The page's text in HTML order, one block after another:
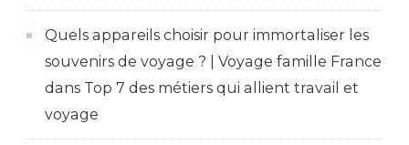
Quels appareils choisir pour immortaliser les
souvenirs de voyage ? | Voyage famille France
dans Top 7 des métiers qui allient travail et
voyage